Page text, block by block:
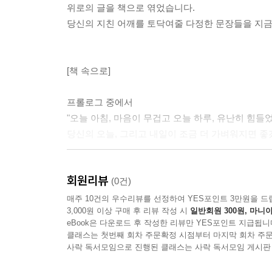
위로의 글을 책으로 엮었습니다.
당신의 지친 어깨를 토닥여줄 다정한 문장들을 지
[책 속으로]
프롤로그 중에서
"오늘 아침, 마음이 무겁고 오늘 하루, 유난히 힘들
"나 스스로 행복하면 되는 거예요. 다른 사람의 평
Day 23. 좋은 말은 건네보세요"여기까지 온 것만으
"오늘도 잘 견뎌낸 나를 칭찬해 주세요." "힘들면 쉬
회원리뷰 (0건)
매주 10건의 우수리뷰를 선정하여 YES포인트 3만원을 드
3,000원 이상 구매 후 리뷰 작성 시 일반회원 300원, 마니
eBook은 다운로드 후 작성한 리뷰만 YES포인트 지급됩니
클래스는 첫번째 회차 주문확정 시점부터 마지막 회차 주
사락 독서모임으로 진행된 클래스는 사락 독서모임 게시